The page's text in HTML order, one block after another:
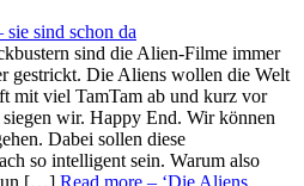
sind schon da
sind die Alien-Filme immer
gestrickt. Die Aliens wollen die Welt
mit viel TamTam ab und kurz vor
wir. Happy End. Wir können
Dabei sollen diese
so intelligent sein. Warum also
[…] Read more – ‘Die Aliens